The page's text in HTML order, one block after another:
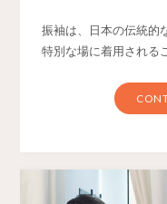
振袖は、日本の伝統的
特別な場に着用される